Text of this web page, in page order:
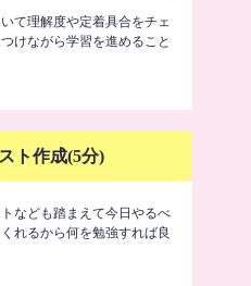
て理解度や定着具合をチェ
けながら学習を進めること
ト作成(5分)
なども踏まえて今日やるべ
れるから何を勉強すれば良